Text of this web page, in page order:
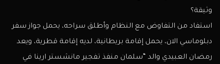
وثيقة؟
استفاد من التفاوض مع النظام وأطلق سراحه، يحمل جواز سفر
دبلوماسي الان، يحمل إقامة بريطانية، لديه إقامة قطرية، ويعد
رمضان العبيدي والد “سلمان منفذ تفجير مانشستر ارينا في